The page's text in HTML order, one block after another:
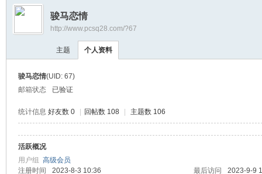
›
骏马恋情
http://www.pcsq28.com/?67
主题 个人资料
骏马恋情(UID: 67)
邮箱状态
已验证
统计信息 好友数 0 回帖数 108 主题数 106
活跃概况
用户组 高级会员
注册时间
2023-8-3 10:36 最后访问
2023-9-9